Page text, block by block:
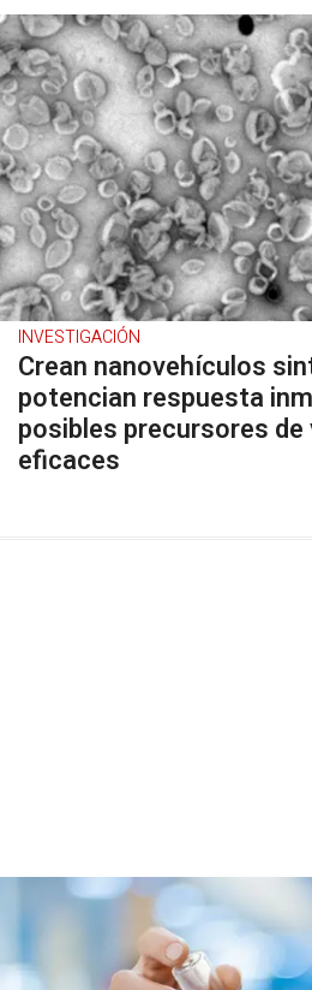
INVESTIGACIÓN
Crean nanovehículos
potencian respuesta
posibles precursores
eficaces